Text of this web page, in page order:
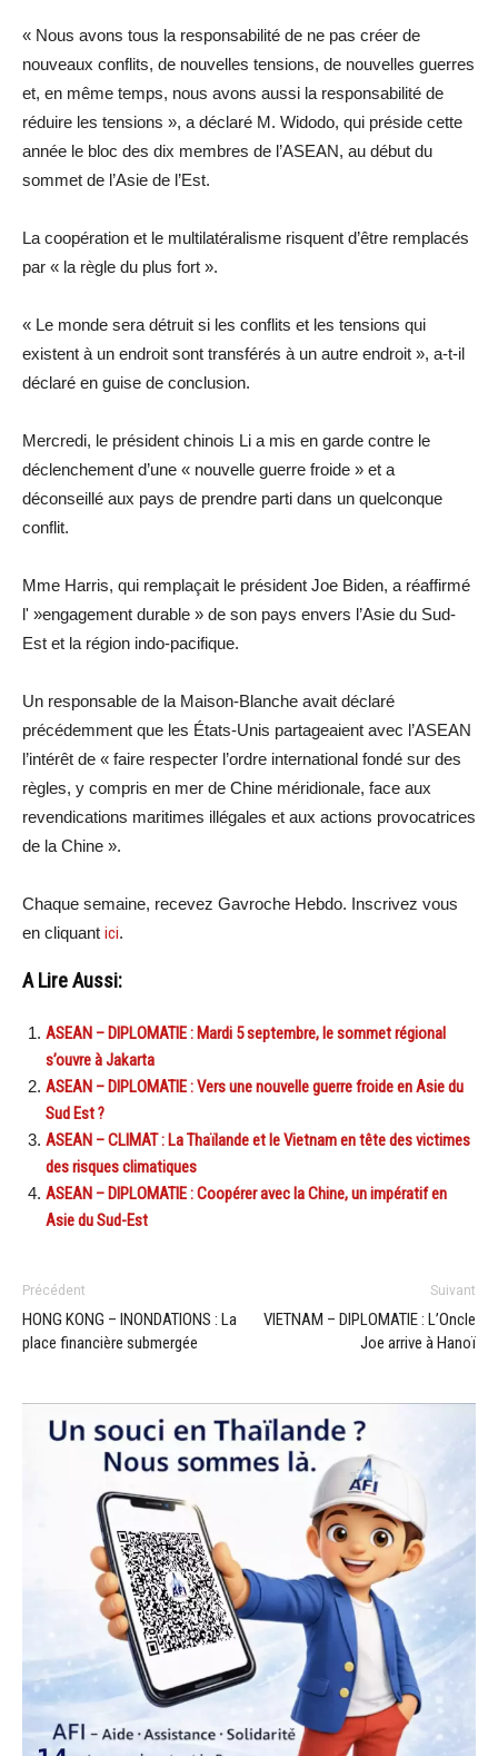
« Nous avons tous la responsabilité de ne pas créer de
nouveaux conflits, de nouvelles tensions, de nouvelles guerres
et, en même temps, nous avons aussi la responsabilité de
réduire les tensions », a déclaré M. Widodo, qui préside cette
année le bloc des dix membres de l’ASEAN, au début du
sommet de l’Asie de l’Est.
La coopération et le multilatéralisme risquent d’être remplacés
par « la règle du plus fort ».
« Le monde sera détruit si les conflits et les tensions qui
existent à un endroit sont transférés à un autre endroit », a-t-il
déclaré en guise de conclusion.
Mercredi, le président chinois Li a mis en garde contre le
déclenchement d’une « nouvelle guerre froide » et a
déconseillé aux pays de prendre parti dans un quelconque
conflit.
Mme Harris, qui remplaçait le président Joe Biden, a réaffirmé
l' »engagement durable » de son pays envers l’Asie du Sud-
Est et la région indo-pacifique.
Un responsable de la Maison-Blanche avait déclaré
précédemment que les États-Unis partageaient avec l’ASEAN
l’intérêt de « faire respecter l’ordre international fondé sur des
règles, y compris en mer de Chine méridionale, face aux
revendications maritimes illégales et aux actions provocatrices
de la Chine ».
Chaque semaine, recevez Gavroche Hebdo. Inscrivez vous
en cliquant ici.
A Lire Aussi:
ASEAN – DIPLOMATIE : Mardi 5 septembre, le sommet régional
s’ouvre à Jakarta
ASEAN – DIPLOMATIE : Vers une nouvelle guerre froide en Asie du
Sud Est ?
ASEAN – CLIMAT : La Thaïlande et le Vietnam en tête des victimes
des risques climatiques
ASEAN – DIPLOMATIE : Coopérer avec la Chine, un impératif en
Asie du Sud-Est
Précédent
HONG KONG – INONDATIONS : La
place financière submergée
Suivant
VIETNAM – DIPLOMATIE : L’Oncle
Joe arrive à Hanoï